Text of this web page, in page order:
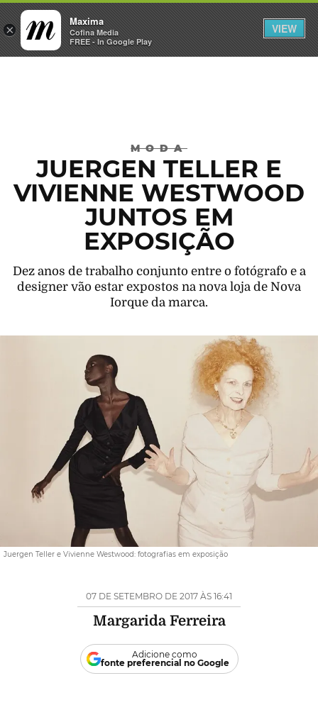
×
Maxima
Cofina Media
FREE - In Google Play
VIEW
INICIAR SESSÃO
MODA
JUERGEN TELLER E
VIVIENNE WESTWOOD
JUNTOS EM
EXPOSIÇÃO
Dez anos de trabalho conjunto entre o fotógrafo e a
designer vão estar expostos na nova loja de Nova
Iorque da marca.
Juergen Teller e Vivienne Westwood: fotografias em exposição
07 DE SETEMBRO DE 2017 ÀS 16:41
Margarida Ferreira
Adicione como
fonte preferencial no Google